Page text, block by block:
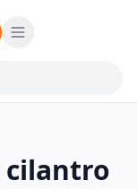
cilantro